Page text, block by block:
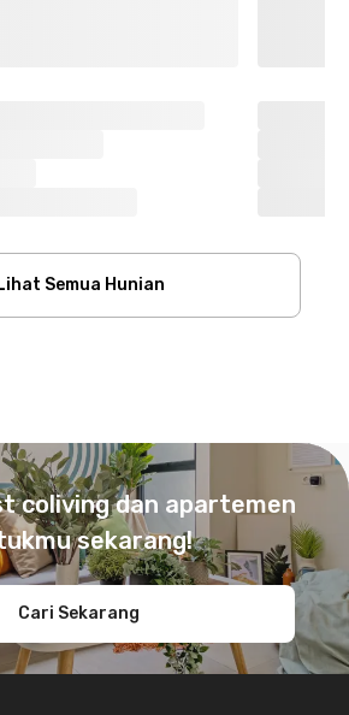
Semua Hunian
coliving dan apartemen
sekarang!
Cari Sekarang